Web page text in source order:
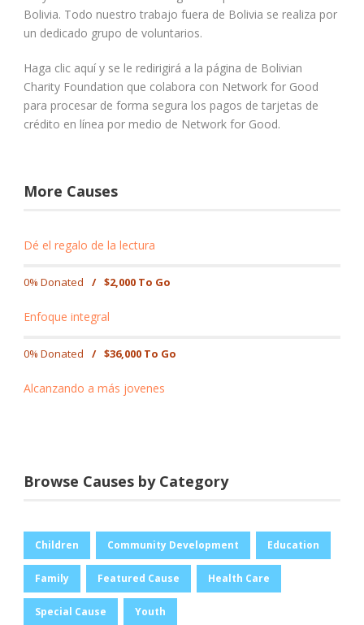
Bolivia. Todo nuestro trabajo fuera de Bolivia se realiza por
un dedicado grupo de voluntarios.
Haga clic aquí y se le redirigirá a la página de Bolivian
Charity Foundation que colabora con Network for Good
para procesar de forma segura los pagos de tarjetas de
crédito en línea por medio de Network for Good.
More Causes
Dé el regalo de la lectura
0% Donated / $2,000 To Go
Enfoque integral
0% Donated / $36,000 To Go
Alcanzando a más jovenes
Browse Causes by Category
Children Community Development Education
Family Featured Cause Health Care
Special Cause Youth